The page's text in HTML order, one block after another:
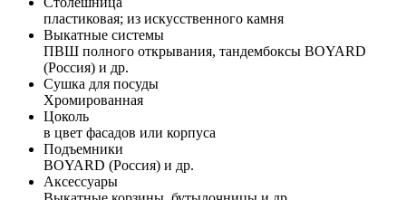
пластиковая; из искусственного камня
Выкатные системы
ПВШ полного открывания, тандембоксы BOYARD
(Россия) и др.
Сушка для посуды
Хромированная
Цоколь
в цвет фасадов или корпуса
Подъемники
BOYARD (Россия) и др.
Аксессуары